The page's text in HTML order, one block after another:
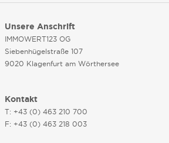
Unsere Anschrift
IMMOWERT123 OG
Siebenhügelstraße 107
9020 Klagenfurt am Wörthersee
Kontakt
T: +43 (0) 463 210 700
F: +43 (0) 463 218 003